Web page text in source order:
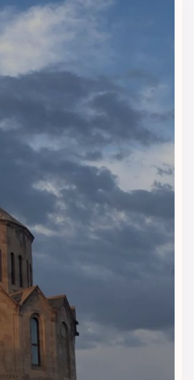
کیک‌ها و دسرهای خانگی تازهبا
خدمات سریع و حرفه‌ای با قیمت
محیط آرام، مبلمان راحت، نور
باعث شده تا یکی از محبوب‌ترین
باشد.